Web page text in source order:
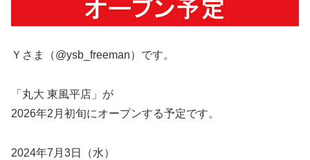
Ｙさま（@ysb_freeman）です。
「丸大 東風平店」が
2026年2月初旬にオープンする予定です。
2024年7月3日（水）